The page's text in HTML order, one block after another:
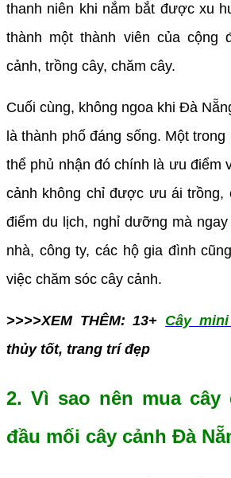
thanh niên khi nắm bắt được xu
thành một thành viên của cộng
cảnh, trồng cây, chăm cây.
Cuối cùng, không ngoa khi Đà
là thành phố đáng sống. Một
thể phủ nhận đó chính là ưu điểm
cảnh không chỉ được ưu ái trồng,
điểm du lịch, nghỉ dưỡng mà
nhà, công ty, các hộ gia đình
việc chăm sóc cây cảnh.
>>>>XEM THÊM: 13+ Cây
thủy tốt, trang trí đẹp
2. Vì sao nên mua cây
đầu mối cây cảnh Đà